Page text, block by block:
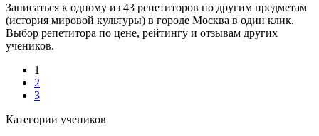
Записаться к одному из 43 репетиторов по другим предметам
(история мировой культуры) в городе Москва в один клик.
Выбор репетитора по цене, рейтингу и отзывам других
учеников.
1
2
3
Категории учеников